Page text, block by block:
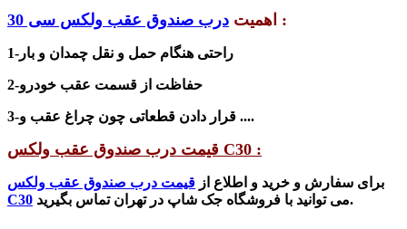
اهمیت درب صندوق عقب ولکس سی 30 :
1-راحتی هنگام حمل و نقل چمدان و بار
2-حفاظت از قسمت عقب خودرو
3-قرار دادن قطعاتی چون چراغ عقب و ....
قیمت درب صندوق عقب ولکس C30 :
برای سفارش و خرید و اطلاع از قیمت درب صندوق عقب ولکس
C30
می توانید با فروشگاه جک شاپ در تهران تماس بگیرید.